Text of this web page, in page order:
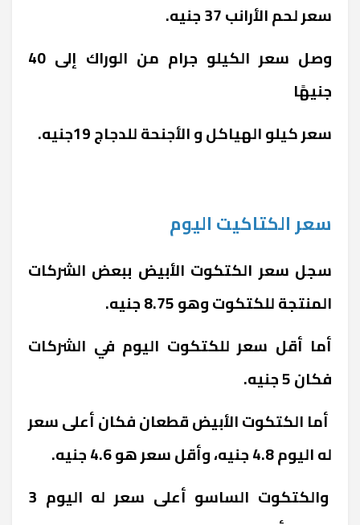
سعر لحم الأرانب 37 جنيه.
وصل سعر الكيلو جرام من الوراك إلى 40
جنيهًا
سعر كيلو الهياكل و الأجنحة للدجاج 19جنيه.
سعر الكتاكيت اليوم
سجل سعر الكتكوت الأبيض ببعض الشركات
المنتجة للكتكوت وهو 8.75 جنيه.
أما أقل سعر للكتكوت اليوم في الشركات
فكان 5 جنيه.
أما الكتكوت الأبيض قطعان فكان أعلى سعر
له اليوم 4.8 جنيه، وأقل سعر هو 4.6 جنيه.
والكتكوت الساسو أعلى سعر له اليوم 3